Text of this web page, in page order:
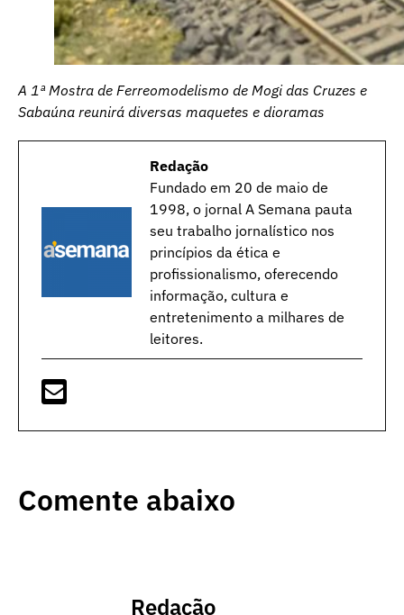
A 1ª Mostra de Ferreomodelismo de Mogi das Cruzes e
Sabaúna reunirá diversas maquetes e dioramas
Redação
Fundado em 20 de maio de
1998, o jornal A Semana pauta
seu trabalho jornalístico nos
princípios da ética e
profissionalismo, oferecendo
informação, cultura e
entretenimento a milhares de
leitores.
Comente abaixo
Redação